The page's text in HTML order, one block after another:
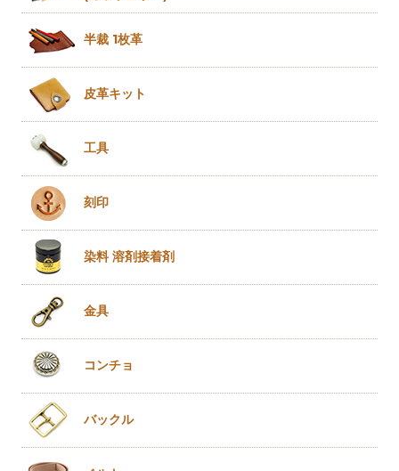
半裁 1枚革
皮革キット
工具
刻印
染料 溶剤接着剤
金具
コンチョ
バックル